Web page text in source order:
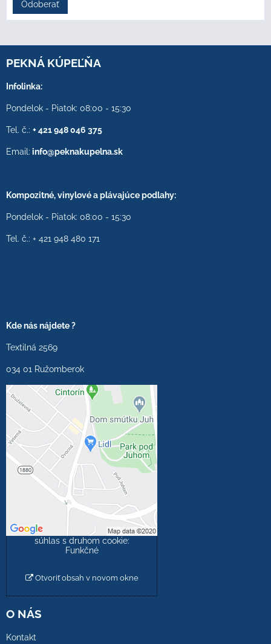
Odoberať
PEKNÁ KÚPEĽŇA
Infolinka:
Pondelok - Piatok: 08:00 - 15:30
Tel. č.: + 421 948 046 375
Email: info@peknakupelna.sk
Kompozitné, vinylové a plávajúce podlahy:
Pondelok - Piatok: 08:00 - 15:30
Tel. č.: + 421 948 480 171
Kde nás nájdete ?
Textilná 2569
034 01 Ružomberok
Externý obsah je
blokovaný Voľbami
súkromia
Prajete si načítať externý
obsah?
Povoliť tentokrát
Povoliť a zapamätať -
súhlas s druhom cookie:
Funkčné
Otvoriť obsah v novom okne
O NÁS
Kontakt